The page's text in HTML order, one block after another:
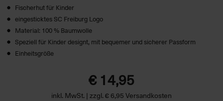
Fischerhut für Kinder
eingesticktes SC Freiburg Logo
Material: 100 % Baumwolle
Speziell für Kinder designt, mit bequemer und sicherer Passform
Einheitsgröße
€ 14,95
inkl. MwSt. | zzgl. € 6,95 Versandkosten